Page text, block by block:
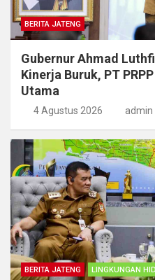
BERITA JATENG
Gubernur Ahmad
Kinerja Buruk, PT
Utama
4 Agustus 2026 admin
BERITA JATENG LINGKUNGAN